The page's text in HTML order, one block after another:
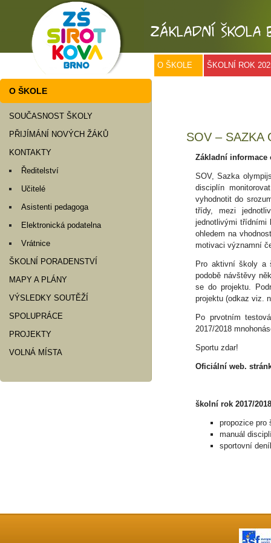
O ŠKOLE ŠKOLNÍ ROK
O ŠKOLE
SOUČASNOST ŠKOLY
PŘIJÍMÁNÍ NOVÝCH ŽÁKŮ
KONTAKTY
Ředitelství
Učitelé
Asistenti pedagoga
Elektronická podatelna
Vrátnice
ŠKOLNÍ PORADENSTVÍ
MAPY A PLÁNY
VÝSLEDKY SOUTĚŽÍ
SPOLUPRÁCE
PROJEKTY
VOLNÁ MÍSTA
SOV – SAZKA
Základní informace
SOV, Sazka
disciplín
vyhodnotit do
třídy, mezi
jednotlivými třídními
ohledem na
motivaci významní
Pro aktivní školy a
podobě návštěvy
se do projektu.
projektu (odkaz viz.
Po prvotním
2017/2018
Sportu zdar!
Oficiální web.
školní rok 2017/2018
propozice pro
manuál
sportovní